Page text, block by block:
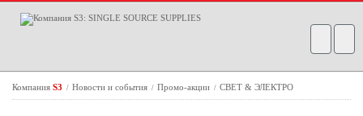
Компания S3 / Новости и события / Промо-акции / СВЕТ & ЭЛЕКТРО